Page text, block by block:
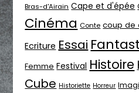
Bras-d'Airain Cape et d'épée
Cinéma Conte coup de
Ecriture Essai
Femme Festival Histoire
Cube Historiette Horreur